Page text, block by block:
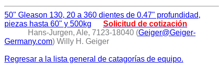
50" Gleason 130, 20 a 360 dientes de 0.47" profundidad,
piezas hasta 60" y 500kg
Solicitud de cotización
Hans-Jurgen, Ale, 7123-18040 (Geiger@Geiger-
Germany.com) Willy H. Geiger
Regresar a la lista general de catagorías de equipo.